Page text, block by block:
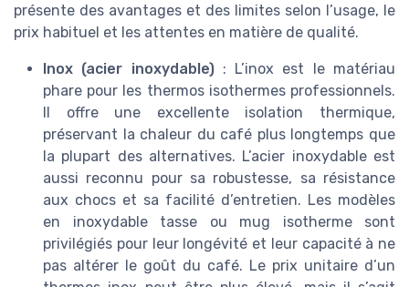
présente des avantages et des limites selon l’usage, le
prix habituel et les attentes en matière de qualité.
Inox (acier inoxydable): L’inox est le matériau
phare pour les thermos isothermes professionnels.
Il offre une excellente isolation thermique,
préservant la chaleur du café plus longtemps que
la plupart des alternatives. L’acier inoxydable est
aussi reconnu pour sa robustesse, sa résistance
aux chocs et sa facilité d’entretien. Les modèles
en inoxydable tasse ou mug isotherme sont
privilégiés pour leur longévité et leur capacité à ne
pas altérer le goût du café. Le prix unitaire d’un